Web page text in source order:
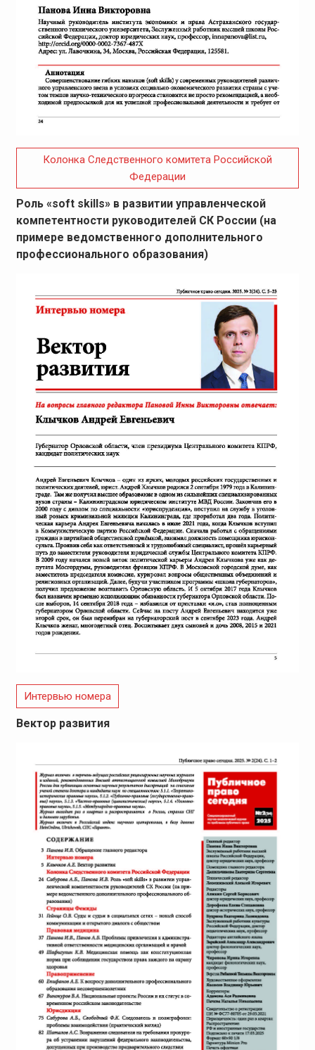
Колонка Следственного комитета Российской
Федерации
Роль «soft skills» в развитии управленческой
компетентности руководителей СК России (на
примере ведомственного дополнительного
профессионального образования)
Интервью номера
Вектор развития